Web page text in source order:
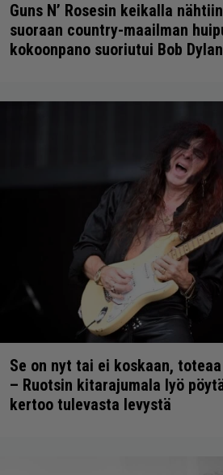
Guns N’ Rosesin keikalla
suoraan country-maailman
kokoonpano suoriutui Bob
Se on nyt tai ei koskaan,
– Ruotsin kitarajumala lyö
kertoo tulevasta levystä